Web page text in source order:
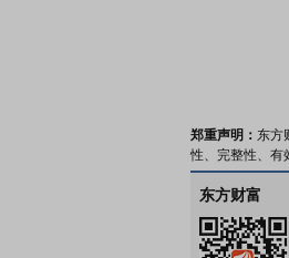
郑重声明： 东方
性、完整性、有
东方财富